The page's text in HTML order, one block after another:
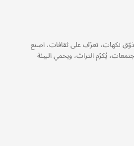
نكهات، تعرّف على ثقافات، اصنع
يُكرّم التراث، ويحمي البيئة